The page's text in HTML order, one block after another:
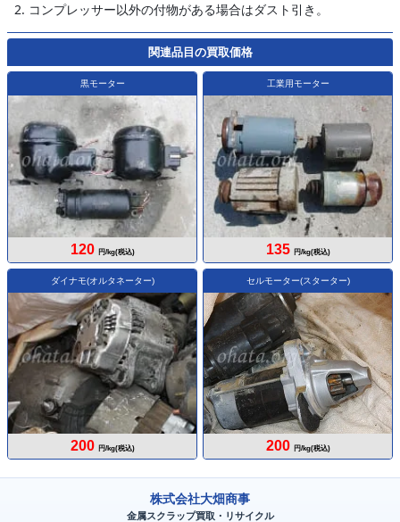
コンプレッサー以外の付物がある場合はダスト引き。
関連品目の買取価格
黒モーター
120 円/kg(税込)
工業用モーター
135 円/kg(税込)
ダイナモ(オルタネーター)
200 円/kg(税込)
セルモーター(スターター)
200 円/kg(税込)
株式会社大畑商事
金属スクラップ買取・リサイクル